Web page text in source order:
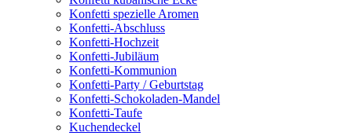
Konfetti spezielle Aromen
Konfetti-Abschluss
Konfetti-Hochzeit
Konfetti-Jubiläum
Konfetti-Kommunion
Konfetti-Party / Geburtstag
Konfetti-Schokoladen-Mandel
Konfetti-Taufe
Kuchendeckel